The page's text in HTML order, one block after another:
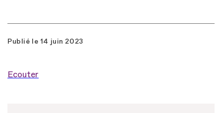
Publié le 14 juin 2023
Ecouter